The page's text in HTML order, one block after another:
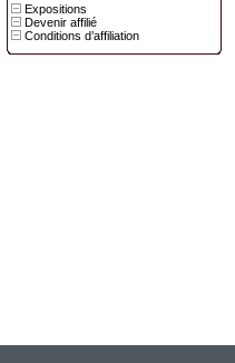
Expositions
Devenir affilié
Conditions d’affiliation